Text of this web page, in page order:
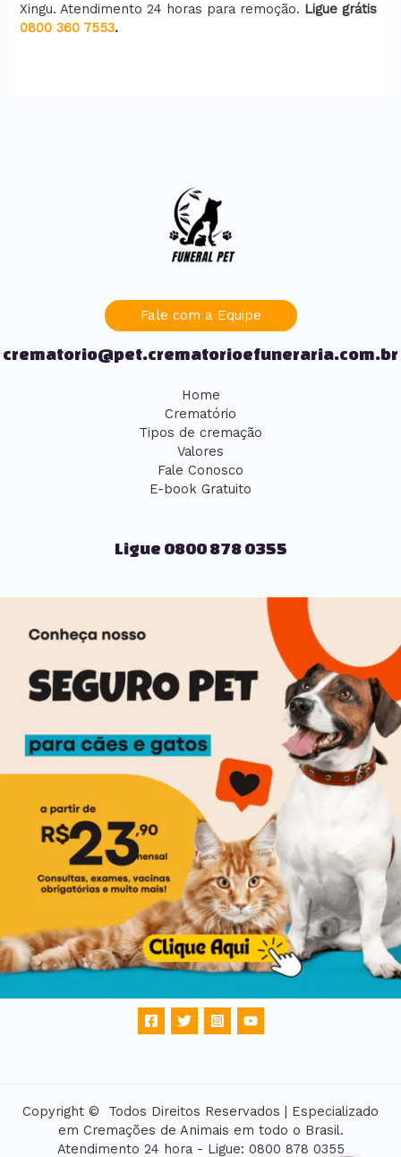
Xingu. Atendimento 24 horas para remoção. Ligue grátis
0800 360 7553.
Fale com a Equipe
crematorio@pet.crematorioefuneraria.com.br
Home
Crematório
Tipos de cremação
Valores
Fale Conosco
E-book Gratuito
Ligue 0800 878 0355
Copyright © Todos Direitos Reservados | Especializado
em Cremações de Animais em todo o Brasil.
Atendimento 24 hora - Ligue: 0800 878 0355